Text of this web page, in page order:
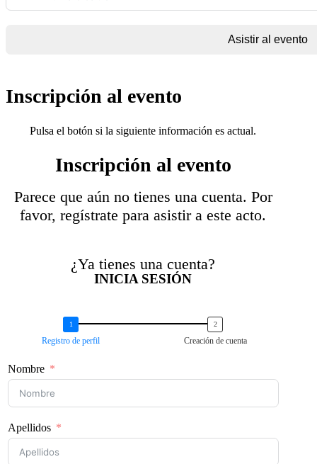
Asistir al evento
Inscripción al evento
Pulsa el botón si la siguiente información es actual.
Inscripción al evento
Parece que aún no tienes una cuenta. Por
favor, regístrate para asistir a este acto.
¿Ya tienes una cuenta?
INICIA SESIÓN
Registro de perfil Creación de cuenta
Nombre
Apellidos